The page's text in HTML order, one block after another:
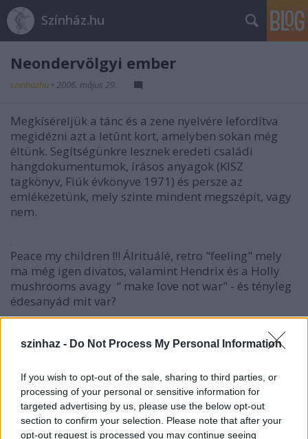
szinhaz - Do Not Process My Personal Information
If you wish to opt-out of the sale, sharing to third parties, or
processing of your personal or sensitive information for
targeted advertising by us, please use the below opt-out
section to confirm your selection. Please note that after your
opt-out request is processed you may continue seeing
Színház.hu
Neondervölgyi ember
szinhazhu • 2006. május 29.
Megkíséreljük a tánc és a zene nyelvére lefordítva
megidézni azt a letûnt kort, amelyben sokan még
éltünk. Segítségünkre lesznek eredeti családi
hangdokumentumok, írásos anyagok (KISZ
tagkönyv, Fiúk évkönyve 1971) és persze az
emlékezetünk, mely szinte mindent megszépít, vagy
nem.
Peace my children !!! Álrituálé, retro "feeling" mely
ma még igen divatos, valamint Hendrix és a Holly
mushrooms avagy “ make love not war" - és tényleg
édesanyád mit var?
NEONDERVÖLGYI EMBER
Előadók, koreográfia:
Michaela Pein
Nagy Zoltán
Hargitay Ákos